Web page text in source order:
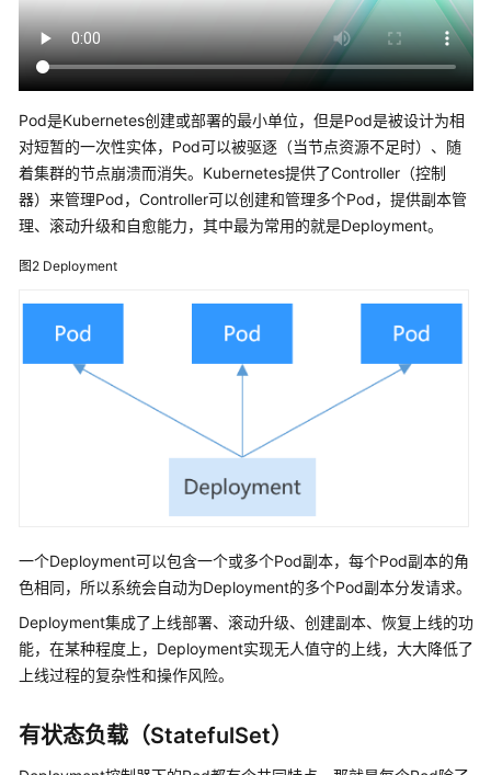
登
录
容
器
实
例
管
理
作
管
管
自
定
义
源
Pod是Kubernetes创建或部署的最小单位，但是Pod是被设计为相
对短暂的一次性实体，Pod可以被驱逐（当节点资源不足时）、随
着集群的节点崩溃而消失。Kubernetes提供了Controller（控制
器）来管理Pod，Controller可以创建和管理多个Pod，提供副本管
理、滚动升级和自愈能力，其中最为常用的就是Deployment。
图2 Deployment
一个Deployment可以包含一个或多个Pod副本，每个Pod副本的角
色相同，所以系统会自动为Deployment的多个Pod副本分发请求。
Deployment集成了上线部署、滚动升级、创建副本、恢复上线的功
能，在某种程度上，Deployment实现无人值守的上线，大大降低了
上线过程的复杂性和操作风险。
有状态负载（StatefulSet）